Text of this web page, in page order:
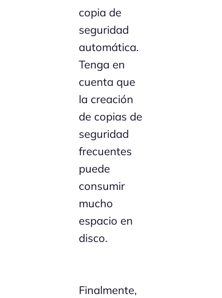
copia de
seguridad
automática.
Tenga en
cuenta que
la creación
de copias de
seguridad
frecuentes
puede
consumir
mucho
espacio en
disco.
Finalmente,